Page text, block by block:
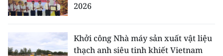
2026
Khởi công Nhà máy sản xuất vật liệu
thạch anh siêu tinh khiết Vietnam